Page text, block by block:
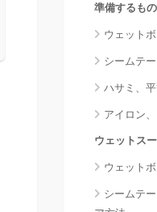
準備するもの
ウェット
シームテ
ハサミ、
アイロン
ウェットス
ウェット
シームテ